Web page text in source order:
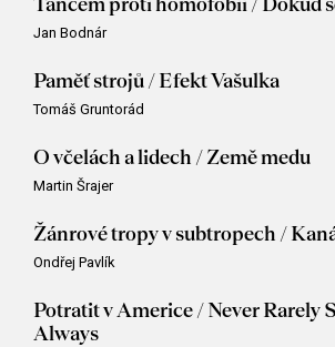
Jan Bodnár
Paměť strojů / Efekt Vašulka
Tomáš Gruntorád
O včelách a lidech / Země medu
Martin Šrajer
Žánrové tropy v subtropech /
Ondřej Pavlík
Potratit v Americe / Never Rarely
Always